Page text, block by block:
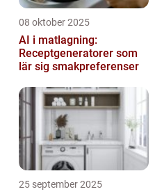
08 oktober 2025
AI i matlagning:
Receptgeneratorer som
lär sig smakpreferenser
25 september 2025